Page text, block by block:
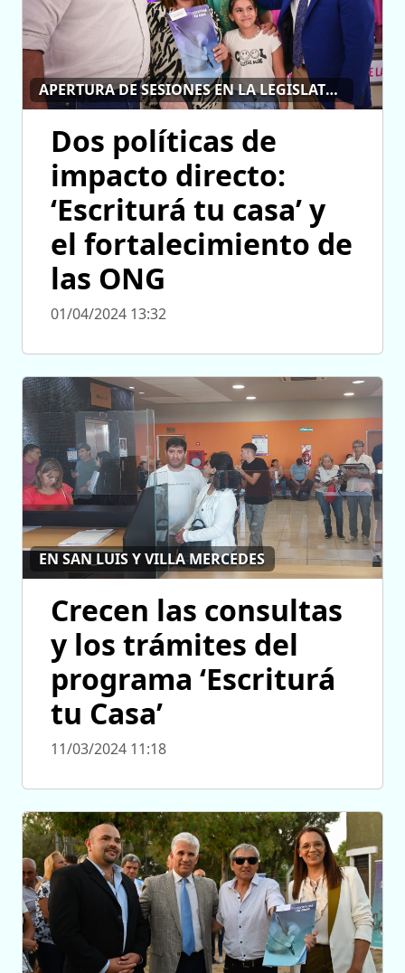
APERTURA DE SESIONES EN LA LEGISLATURA PROVINCIAL
Dos políticas de
impacto directo:
‘Escriturá tu casa’ y
el fortalecimiento de
las ONG
01/04/2024 13:32
EN SAN LUIS Y VILLA MERCEDES
Crecen las consultas
y los trámites del
programa ‘Escriturá
tu Casa’
11/03/2024 11:18